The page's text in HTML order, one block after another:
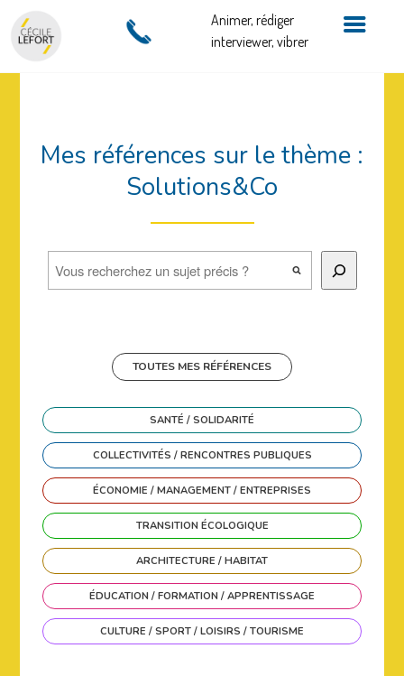
Mes références sur le thème :
Solutions&Co
Rechercher
TOUTES MES RÉFÉRENCES
SANTÉ / SOLIDARITÉ
COLLECTIVITÉS / RENCONTRES PUBLIQUES
ÉCONOMIE / MANAGEMENT / ENTREPRISES
TRANSITION ÉCOLOGIQUE
ARCHITECTURE / HABITAT
ÉDUCATION / FORMATION / APPRENTISSAGE
CULTURE / SPORT / LOISIRS / TOURISME
Animer, rédiger
interviewer, vibrer